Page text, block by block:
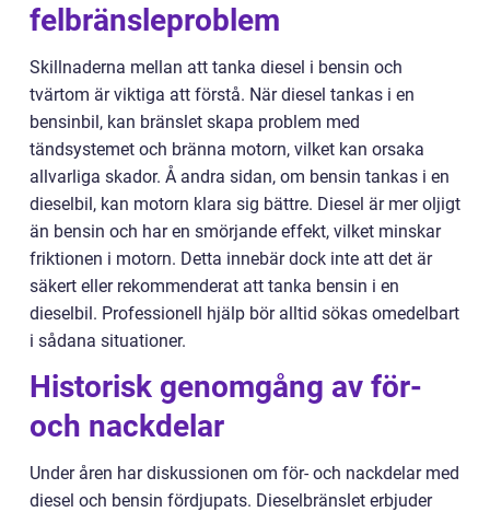
felbränsleproblem
Skillnaderna mellan att tanka diesel i bensin och
tvärtom är viktiga att förstå. När diesel tankas i en
bensinbil, kan bränslet skapa problem med
tändsystemet och bränna motorn, vilket kan orsaka
allvarliga skador. Å andra sidan, om bensin tankas i en
dieselbil, kan motorn klara sig bättre. Diesel är mer oljigt
än bensin och har en smörjande effekt, vilket minskar
friktionen i motorn. Detta innebär dock inte att det är
säkert eller rekommenderat att tanka bensin i en
dieselbil. Professionell hjälp bör alltid sökas omedelbart
i sådana situationer.
Historisk genomgång av för-
och nackdelar
Under åren har diskussionen om för- och nackdelar med
diesel och bensin fördjupats. Dieselbränslet erbjuder